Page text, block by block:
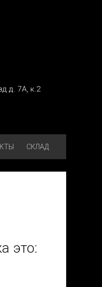
д. 7А, к.2
СКЛАД
это: